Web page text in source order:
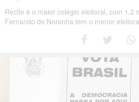
Recife é o maior colégio eleitoral, com 1,2
Fernando de Noronha tem o menor